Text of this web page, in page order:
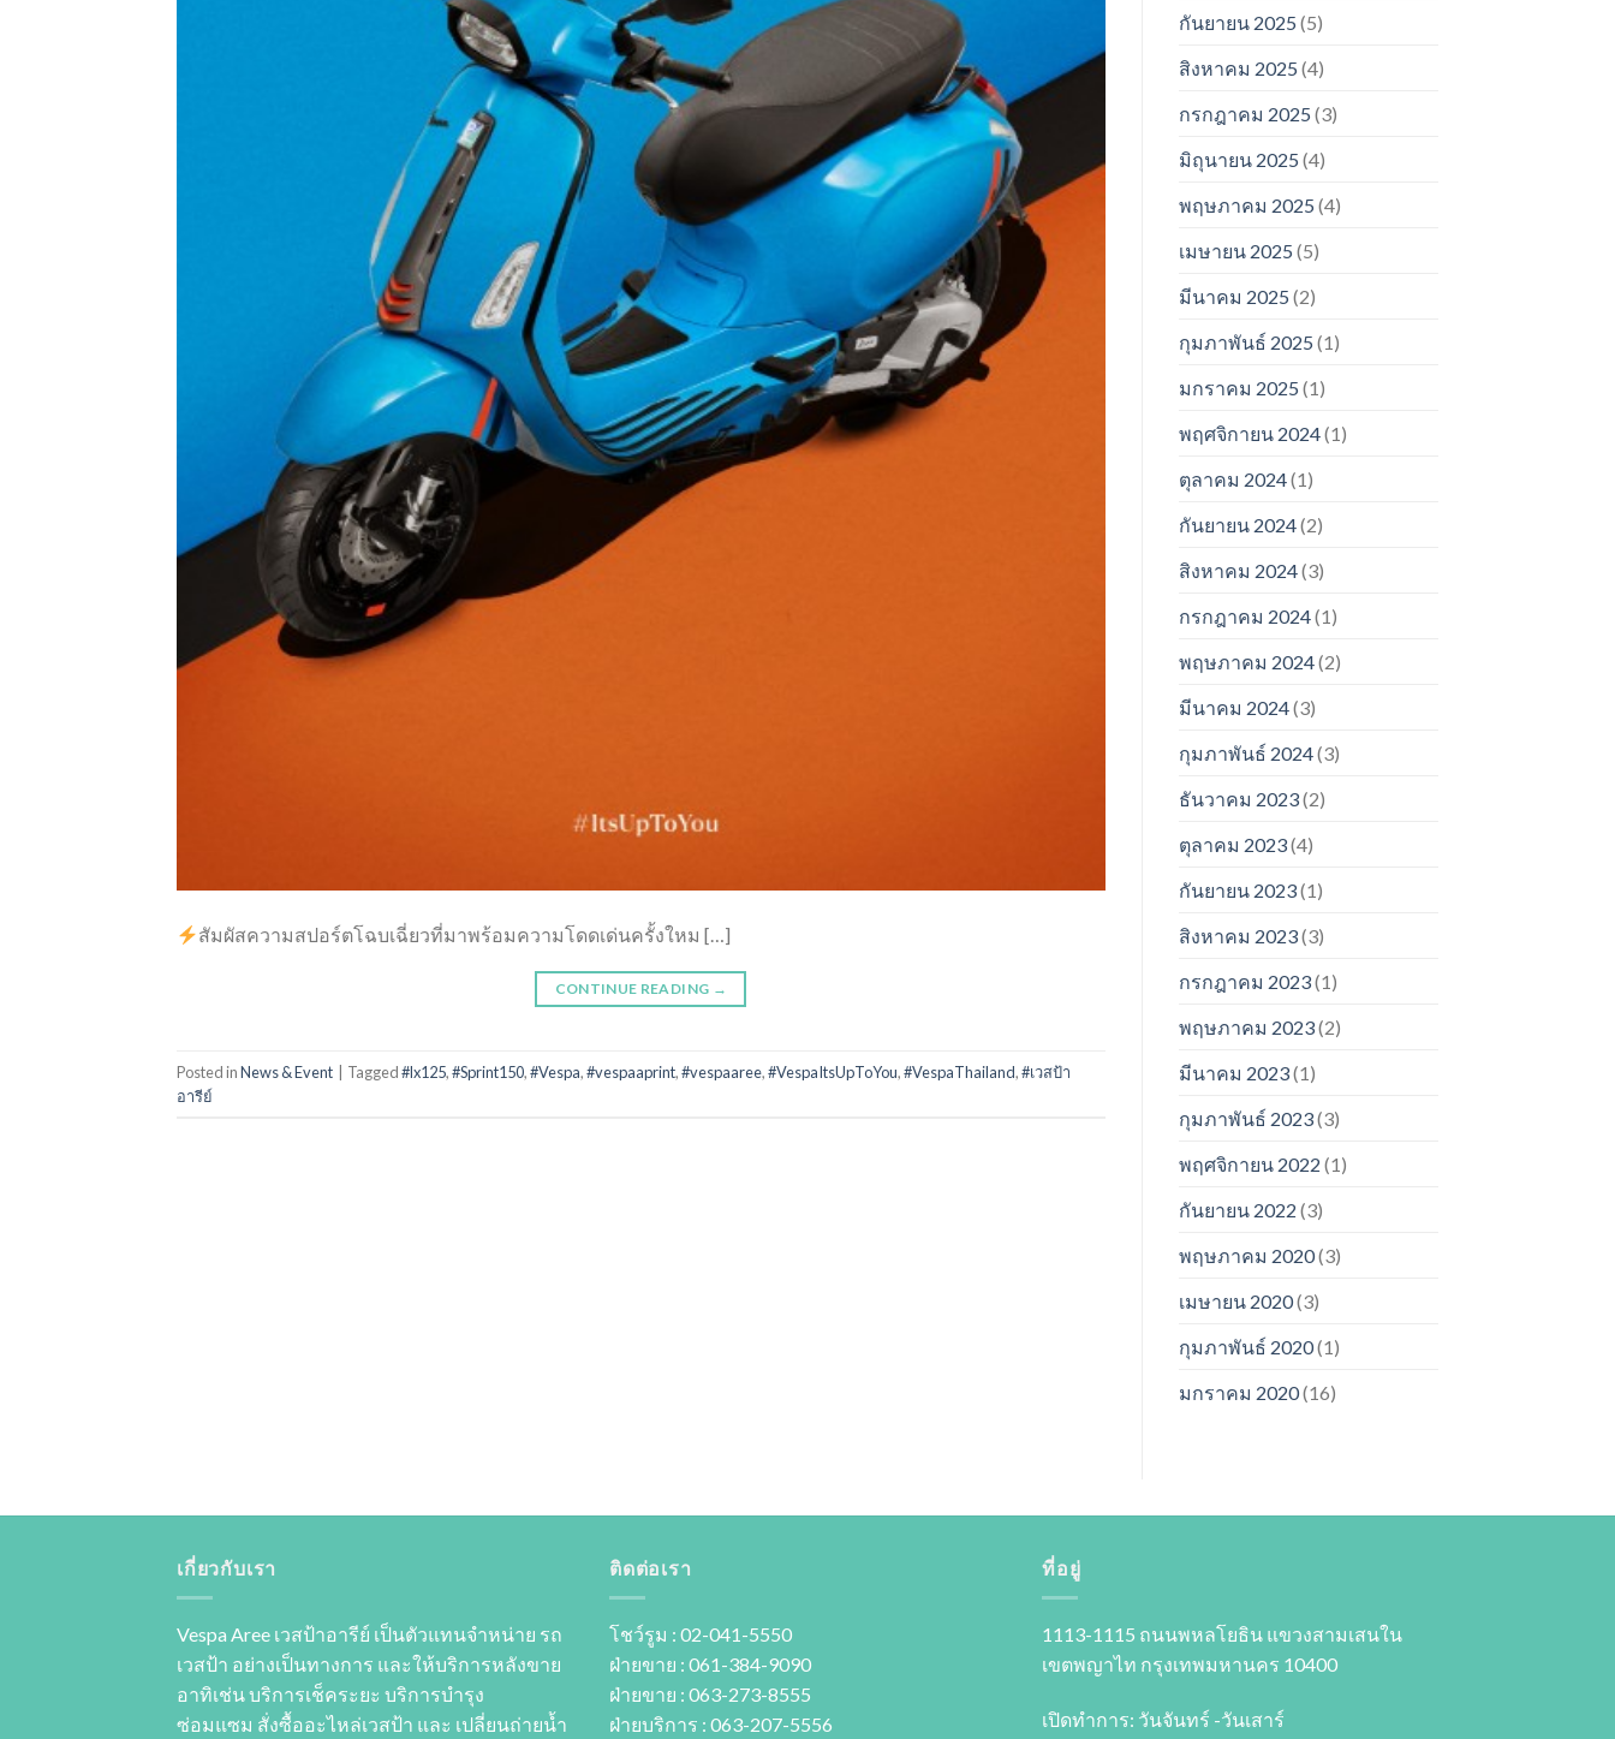
สัมผัสความสปอร์ตโฉบเฉี่ยวที่มาพร้อมความโดดเด่นครั้งใหม […]
CONTINUE READING →
Posted inNews & Event | Tagged#lx125,#Sprint150,#Vespa,#vespaaprint,#vespaaree,#VespaItsUpToYou,#VespaThailand,#เวสป้า
อารีย์
กันยายน 2025 (5)
สิงหาคม 2025 (4)
กรกฎาคม 2025 (3)
มิถุนายน 2025 (4)
พฤษภาคม 2025 (4)
เมษายน 2025 (5)
มีนาคม 2025 (2)
กุมภาพันธ์ 2025 (1)
มกราคม 2025 (1)
พฤศจิกายน 2024(1)
ตุลาคม 2024(1)
กันยายน 2024(2)
สิงหาคม 2024(3)
กรกฎาคม 2024(1)
พฤษภาคม 2024(2)
มีนาคม 2024(3)
กุมภาพันธ์ 2024(3)
ธันวาคม 2023(2)
ตุลาคม 2023(4)
กันยายน 2023(1)
สิงหาคม 2023(3)
กรกฎาคม 2023(1)
พฤษภาคม 2023(2)
มีนาคม 2023(1)
กุมภาพันธ์ 2023(3)
พฤศจิกายน 2022 (1)
กันยายน 2022 (3)
พฤษภาคม 2020(3)
เมษายน 2020(3)
กุมภาพันธ์ 2020(1)
มกราคม 2020(16)
เกี่ยวกับเรา
Vespa Aree เวสป้าอารีย์ เป็นตัวแทนจำหน่าย รถ
เวสป้า อย่างเป็นทางการ และให้บริการหลังขาย
อาทิเช่น บริการเช็คระยะ บริการบำรุง
ซ่อมแซม สั่งซื้ออะไหล่เวสป้า และ เปลี่ยนถ่ายนํ้า
ติดต่อเรา
โชว์รูม : 02-041-5550
ฝ่ายขาย : 061-384-9090
ฝ่ายขาย : 063-273-8555
ฝ่ายบริการ : 063-207-5556
ที่อยู่
1113-1115 ถนนพหลโยธิน แขวงสามเสนใน
เขตพญาไท กรุงเทพมหานคร 10400
เปิดทำการ: วันจันทร์ -วันเสาร์